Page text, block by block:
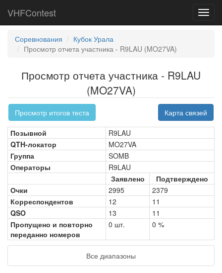
VHFContest
Соревнования
Кубок Урала
Просмотр отчета участника - R9LAU (MO27VA)
Просмотр отчета участника - R9LAU
(MO27VA)
Просмотр итогов теста Карта связей
Позывной
R9LAU
QTH-локатор
MO27VA
Группа
SOMB
Операторы
R9LAU
Заявлено
Подтверждено
Очки
2995
2379
Корреспондентов
12
11
QSO
13
11
Пропущено и повторно
переданно номеров
0 шт. 0 %
Все диапазоны